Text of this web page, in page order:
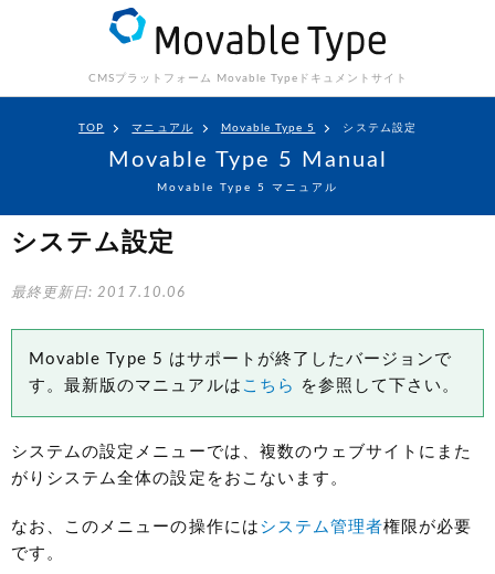
CMSプラットフォーム Movable Type ドキュメントサイト
TOP マニュアル Movable Type 5 システム設定
Movable Type 5 Manual
Movable Type 5 マニュアル
システム設定
最終更新日: 2017.10.06
Movable Type 5 はサポートが終了したバージョンで
す。最新版のマニュアルは こちら を参照して下さい。
システムの設定メニューでは、複数のウェブサイトにまた
がりシステム全体の設定をおこないます。
なお、このメニューの操作には システム管理者権限が必要
です。